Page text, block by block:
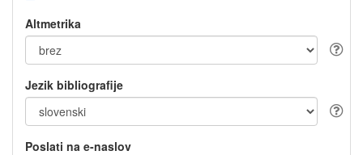
Altmetrika
Jezik bibliografije
Poslati na e-naslov